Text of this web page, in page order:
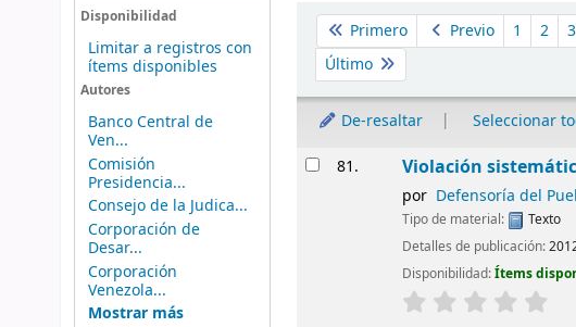
Disponibilidad
Limitar a registros con
ítems disponibles
Autores
Banco Central de
Ven...
Comisión
Presidencia...
Consejo de la Judica...
Corporación de
Desar...
Corporación
Venezola...
Mostrar más
Ordenar
Primero Previo 1 2 3
Último
De-resaltar Seleccionar
Resultados
81. Violación
por Defensoría del
Tipo de material:
Texto
Detalles de publicación:
Disponibilidad:Ítems